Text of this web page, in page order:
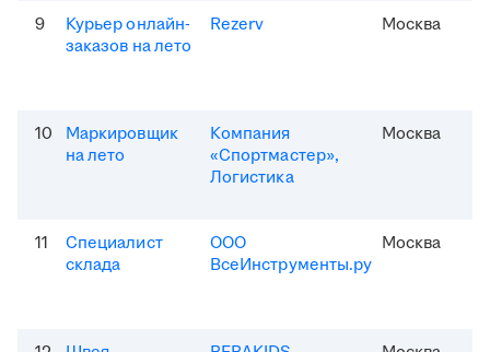
9
Курьер онлайн-
заказов на лето
Rezerv Москва
10
Маркировщик
на лето
Компания
«Спортмастер»,
Логистика
Москва
11
Специалист
склада
ООО
ВсеИнструменты.ру
Москва